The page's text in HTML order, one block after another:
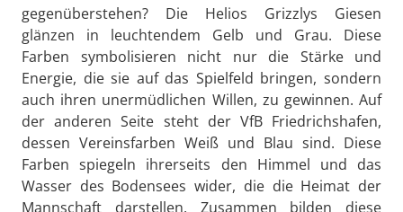
gegenüberstehen? Die Helios Grizzlys Giesen
glänzen in leuchtendem Gelb und Grau. Diese
Farben symbolisieren nicht nur die Stärke und
Energie, die sie auf das Spielfeld bringen, sondern
auch ihren unermüdlichen Willen, zu gewinnen. Auf
der anderen Seite steht der VfB Friedrichshafen,
dessen Vereinsfarben Weiß und Blau sind. Diese
Farben spiegeln ihrerseits den Himmel und das
Wasser des Bodensees wider, die die Heimat der
Mannschaft darstellen. Zusammen bilden diese